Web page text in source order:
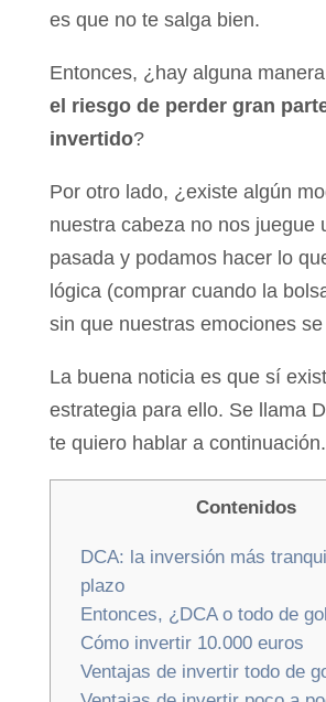
es que no te salga bien.
Entonces, ¿hay alguna
el riesgo de perder gran
invertido?
Por otro lado, ¿existe algún
nuestra cabeza no nos juegue
pasada y podamos hacer lo
lógica (comprar cuando la
sin que nuestras emociones
La buena noticia es que sí
estrategia para ello. Se llama
te quiero hablar a continuación.
Contenidos
DCA: la inversión más
plazo
Entonces, ¿DCA o todo de
Cómo invertir 10.000 euros
Ventajas de invertir todo de